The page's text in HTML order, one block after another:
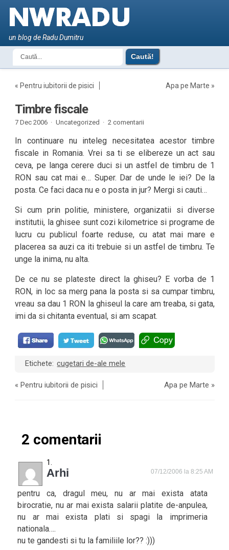
un blog de Radu Dumitru
« Pentru iubitorii de pisici Apa pe Marte »
Timbre fiscale
7 Dec 2006 · Uncategorized · 2 comentarii
In continuare nu inteleg necesitatea acestor timbre
fiscale in Romania. Vrei sa ti se elibereze un act sau
ceva, pe langa cerere duci si un astfel de timbru de 1
RON sau cat mai e… Super. Dar de unde le iei? De la
posta. Ce faci daca nu e o posta in jur? Mergi si cauti…
Si cum prin politie, ministere, organizatii si diverse
institutii, la ghisee sunt cozi kilometrice si programe de
lucru cu publicul foarte reduse, cu atat mai mare e
placerea sa auzi ca iti trebuie si un astfel de timbru. Te
unge la inima, nu alta.
De ce nu se plateste direct la ghiseu? E vorba de 1
RON, in loc sa merg pana la posta si sa cumpar timbru,
vreau sa dau 1 RON la ghiseul la care am treaba, si gata,
imi da si chitanta eventual, si am scapat.
Etichete: cugetari de-ale mele
«Pentru iubitorii de pisici Apa pe Marte »
2 comentarii
Arhi 07/12/2006 la 8:25 AM
pentru ca, dragul meu, nu ar mai exista atata
birocratie, nu ar mai exista salarii platite de-anpulea,
nu ar mai exista plati si spagi la imprimeria
nationala….
nu te gandesti si tu la familiile lor?? :)))